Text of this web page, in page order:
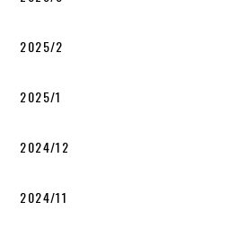
2025/2
2025/1
2024/12
2024/11